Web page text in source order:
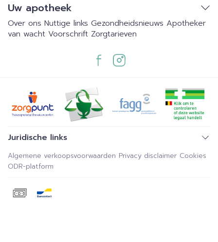
Uw apotheek
Over ons Nuttige links Gezondheidsnieuws Apotheker
van wacht Voorschrift Zorgtarieven
Juridische links
Algemene verkoopsvoorwaarden Privacy disclaimer Cookies
ODR-platform